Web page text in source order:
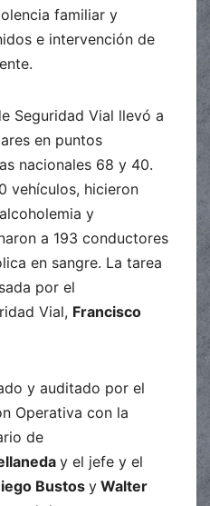
familiar y
e intervención de
Seguridad Vial llevó a
en puntos
nacionales 68 y 40.
vehículos, hicieron
y
a 193 conductores
en sangre. La tarea
por el
Vial, Francisco
y auditado por el
Operativa con la
de
y el jefe y el
Bustos y Walter